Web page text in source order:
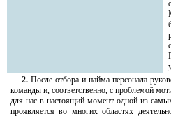
2. После отбора и найма персонала
команды и, соответственно, с проблемой
для нас в настоящий момент одной из
проявляется во многих областях